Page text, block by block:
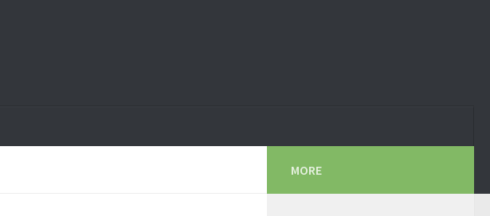
MORE